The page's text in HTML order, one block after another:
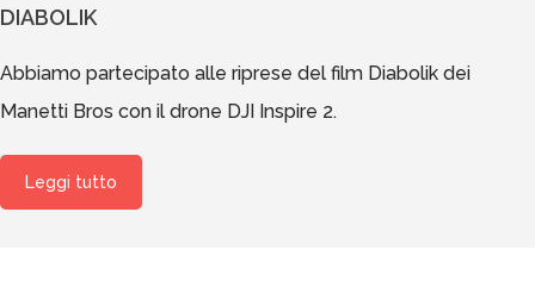
DIABOLIK
Abbiamo partecipato alle riprese del film Diabolik dei
Manetti Bros con il drone DJI Inspire 2.
Leggi tutto